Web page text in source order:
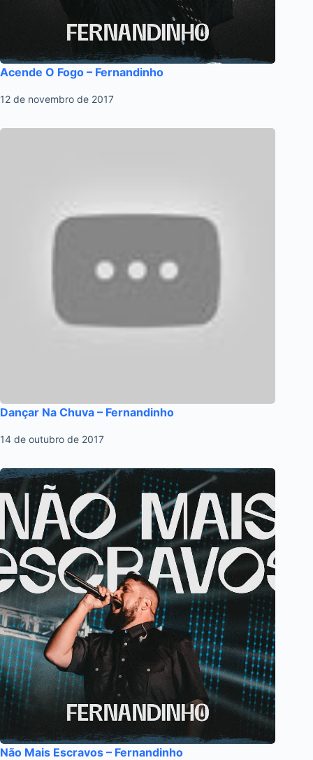
Acende O Fogo – Fernandinho
12 de novembro de 2017
Dançar Na Chuva – Fernandinho
14 de outubro de 2017
Não Mais Escravos – Fernandinho